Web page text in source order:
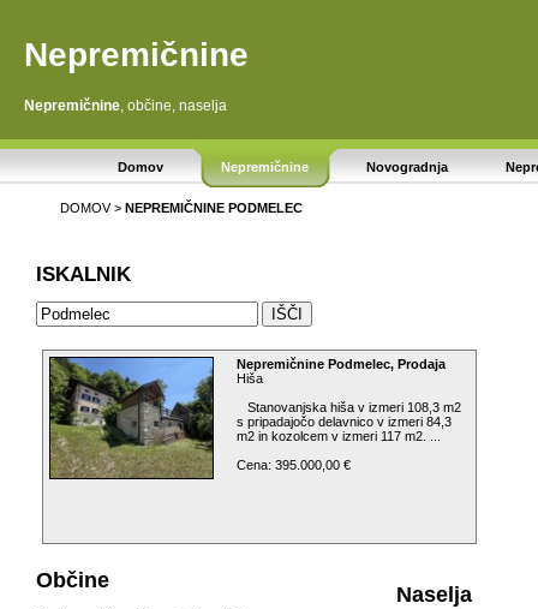
Nepremičnine
Nepremičnine , občine, naselja
Domov Nepremičnine Novogradnja
DOMOV> NEPREMIČNINE PODMELEC
ISKALNIK
Nepremičnine Podmelec, Prodaja
Hiša
Stanovanjska hiša v izmeri 108,3 m2
s pripadajočo delavnico v izmeri 84,3
m2 in kozolcem v izmeri 117 m2. ...
Cena: 395.000,00 €
Občine
Naselja